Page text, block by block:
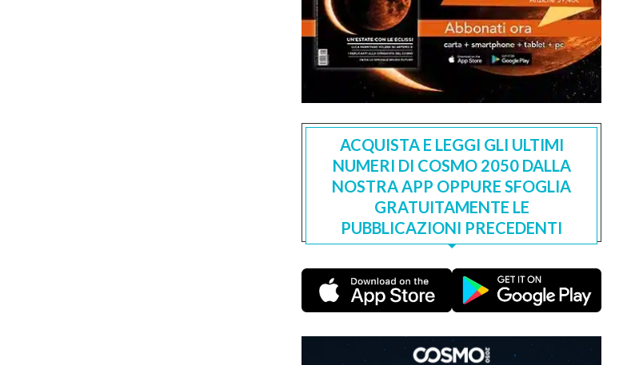
ACQUISTA E LEGGI GLI ULTIMI
NUMERI DI COSMO 2050 DALLA
NOSTRA APP OPPURE SFOGLIA
GRATUITAMENTE LE
PUBBLICAZIONI PRECEDENTI